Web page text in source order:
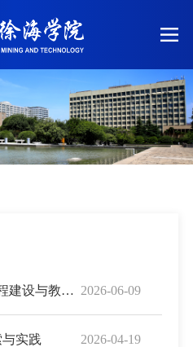
关于开展“AI赋能智慧课程建设与教学模式创新实践”教师工作坊的... 2026-06-09
实践 2026-04-19